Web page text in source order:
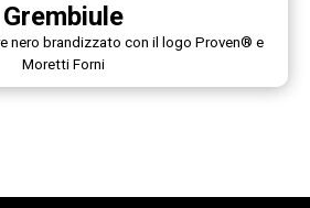
Grembiule
nero brandizzato con il logo Proven® e
Moretti Forni